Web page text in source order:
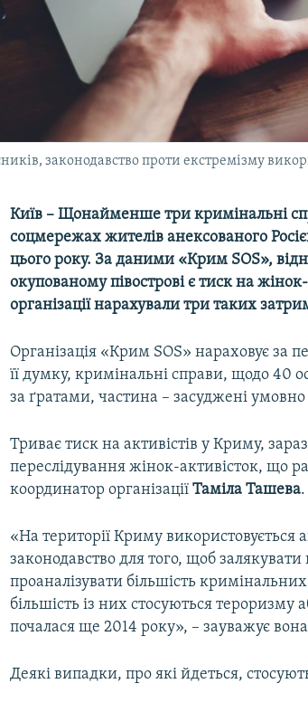
законодавство проти екстремізму
Київ – Щонайменше три кримінальні
соцмережах жителів анексованого
цього року. За даними «Крим SOS»,
окупованому півострові є тиск на
організації нарахували три таких
Організація «Крим SOS» нараховує за
її думку, кримінальні справи, щодо 40
за ґратами, частина – засуджені
Триває тиск на активістів у Криму,
переслідування жінок-активісток, що
координатор організаціїТаміла Ташева.
«На території Криму використовується
законодавство для того, щоб
проаналізувати більшість
більшість із них стосуються
почалася ще 2014 року», – зауважує
Деякі випадки, про які йдеться,